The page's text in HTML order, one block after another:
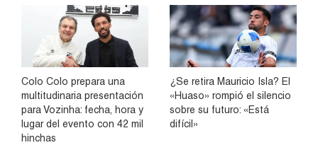
Colo Colo prepara una
multitudinaria presentación
para Vozinha: fecha, hora y
lugar del evento con 42 mil
hinchas
¿Se retira Mauricio Isla? El
«Huaso» rompió el silencio
sobre su futuro: «Está
difícil»